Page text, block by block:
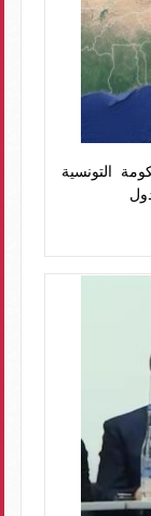
التونسية